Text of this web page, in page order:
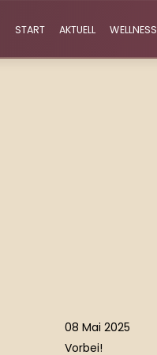
START AKTUELL WELLNESS
08 Mai 2025
Vorbei!